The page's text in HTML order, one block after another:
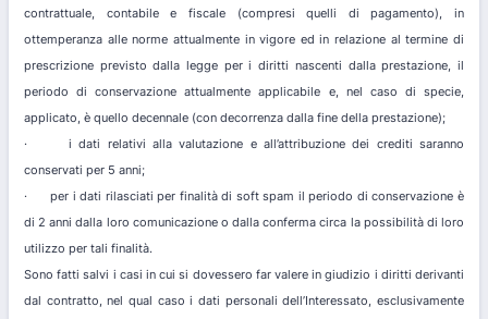
contrattuale, contabile e fiscale (compresi quelli di pagamento), in
ottemperanza alle norme attualmente in vigore ed in relazione al termine di
prescrizione previsto dalla legge per i diritti nascenti dalla prestazione, il
periodo di conservazione attualmente applicabile e, nel caso di specie,
applicato, è quello decennale (con decorrenza dalla fine della prestazione);
· i dati relativi alla valutazione e all’attribuzione dei crediti saranno
conservati per 5 anni;
· per i dati rilasciati per finalità di soft spam il periodo di conservazione è
di 2 anni dalla loro comunicazione o dalla conferma circa la possibilità di loro
utilizzo per tali finalità.
Sono fatti salvi i casi in cui si dovessero far valere in giudizio i diritti derivanti
dal contratto, nel qual caso i dati personali dell’Interessato, esclusivamente